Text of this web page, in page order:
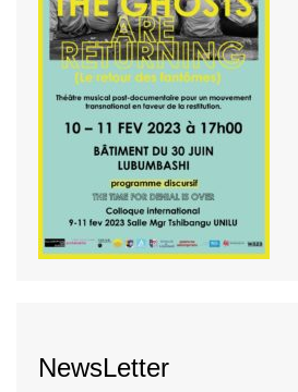
NewsLetter